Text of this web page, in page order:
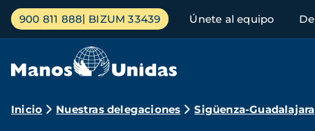
Pasar
contenido
Menú
principal
900 811 888 BIZUM 33439 Únete al equipo
Ruta
Inicio Nuestras delegaciones Sigüenza-Guadalajara